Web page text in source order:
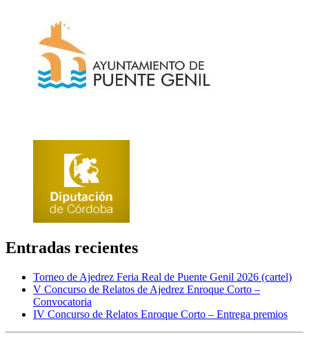
Entradas recientes
Torneo de Ajedrez Feria Real de Puente Genil 2026 (cartel)
V Concurso de Relatos de Ajedrez Enroque Corto –
Convocatoria
IV Concurso de Relatos Enroque Corto – Entrega premios